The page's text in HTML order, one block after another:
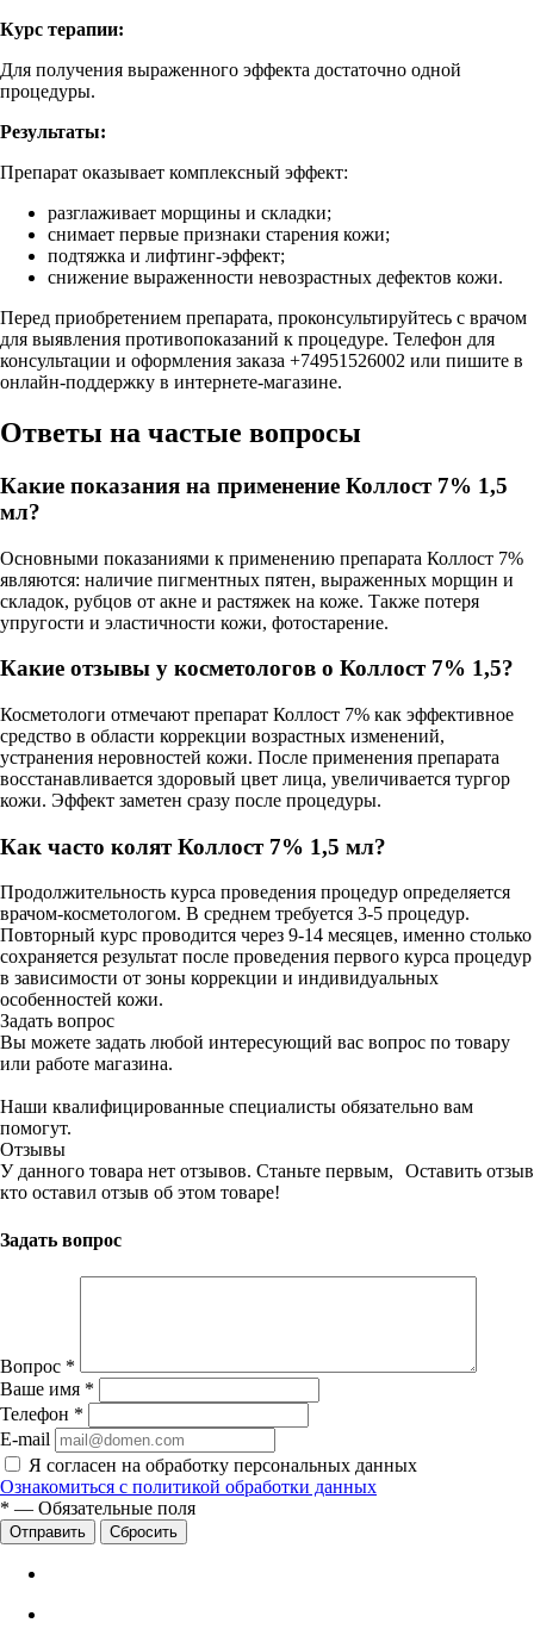
Курс терапии:
Для получения выраженного эффекта достаточно одной
процедуры.
Результаты:
Препарат оказывает комплексный эффект:
разглаживает морщины и складки;
снимает первые признаки старения кожи;
подтяжка и лифтинг-эффект;
снижение выраженности невозрастных дефектов кожи.
Перед приобретением препарата, проконсультируйтесь с врачом
для выявления противопоказаний к процедуре. Телефон для
консультации и оформления заказа +74951526002 или пишите в
онлайн-поддержку в интернете-магазине.
Ответы на частые вопросы
Какие показания на применение Коллост 7% 1,5
мл?
Основными показаниями к применению препарата Коллост 7%
являются: наличие пигментных пятен, выраженных морщин и
складок, рубцов от акне и растяжек на коже. Также потеря
упругости и эластичности кожи, фотостарение.
Какие отзывы у косметологов о Коллост 7% 1,5?
Косметологи отмечают препарат Коллост 7% как эффективное
средство в области коррекции возрастных изменений,
устранения неровностей кожи. После применения препарата
восстанавливается здоровый цвет лица, увеличивается тургор
кожи. Эффект заметен сразу после процедуры.
Как часто колят Коллост 7% 1,5 мл?
Продолжительность курса проведения процедур определяется
врачом-косметологом. В среднем требуется 3-5 процедур.
Повторный курс проводится через 9-14 месяцев, именно столько
сохраняется результат после проведения первого курса процедур
в зависимости от зоны коррекции и индивидуальных
особенностей кожи.
Задать вопрос
Вы можете задать любой интересующий вас вопрос по товару
или работе магазина.
Наши квалифицированные специалисты обязательно вам
помогут.
Отзывы
Оставить отзыв
У данного товара нет отзывов. Станьте первым,
кто оставил отзыв об этом товаре!
Задать вопрос
Вопрос *
Ваше имя *
Телефон *
E-mail
Я согласен на обработку персональных данных
Ознакомиться с политикой обработки данных
* — Обязательные поля
Сбросить